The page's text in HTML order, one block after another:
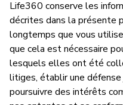
Life360 conserve les
décrites dans la présente
longtemps que vous
que cela est nécessaire
lesquels elles ont été
litiges, établir une défense
poursuivre des intérêts